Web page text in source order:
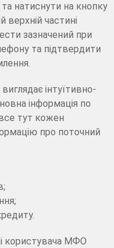
натиснути на кнопку
верхній частині
зазначений при
та підтвердити
інтуїтивно-
інформація по
тут кожен
про поточний
користувача МФО